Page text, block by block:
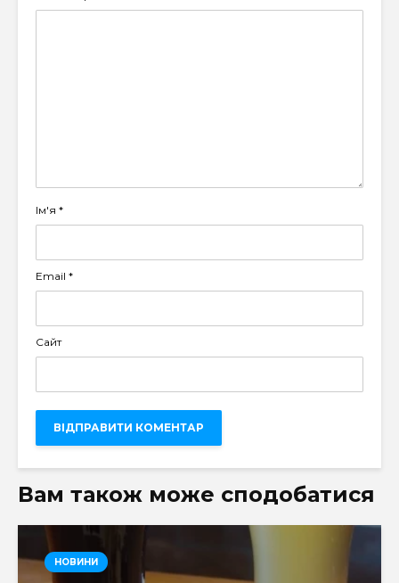
Ім'я *
Email *
Сайт
Вам також може сподобатися
НОВИНИ